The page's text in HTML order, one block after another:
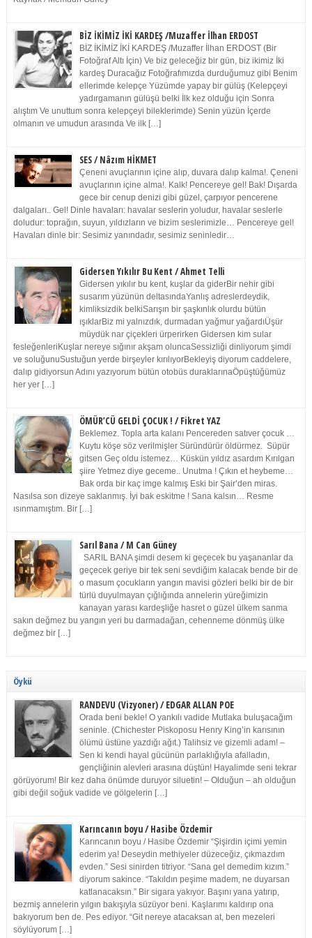
BİZ İKİMİZ İKİ KARDEŞ /Muzaffer İlhan ERDOST
BİZ İKİMİZ İKİ KARDEŞ /Muzaffer İlhan ERDOST (Bir
Fotoğraf Altı İçin) Ve biz geleceğiz bir gün, biz ikimiz İki
kardeş Duracağız Fotoğrafımızda durduğumuz gibi Benim
ellerimde kelepçe Yüzümde yapay bir gülüş (Kelepçeyi
yadırgamanın gülüşü belki İlk kez olduğu için Sonra
alıştım Ve unuttum sonra kelepçeyi bileklerimde) Senin yüzün İçerde
olmanın ve umudun arasında Ve ilk […]
SES / Nâzım HİKMET
Çeneni avuçlarının içine alıp, duvara dalıp kalma!. Çeneni
avuçlarının içine alma!. Kalk! Pencereye gel! Bak! Dışarda
gece bir cenup denizi gibi güzel, çarpıyor pencerene
dalgaları.. Gel! Dinle havaları: havalar seslerin yoludur, havalar seslerle
doludur: toprağın, suyun, yıldızların ve bizim seslerimizle… Pencereye gel!
Havaları dinle bir: Sesimiz yanındadır, sesimiz seninledir…
Gidersen Yıkılır Bu Kent / Ahmet Telli
Gidersen yıkılır bu kent, kuşlar da giderBir nehir gibi
susarım yüzünün deltasındaYanlış adreslerdeydik,
kimliksizdik belkiSarışın bir şaşkınlık olurdu bütün
ışıklarBiz mi yalnızdık, durmadan yağmur yağardıÜşür
müydük nar çiçekleri ürperirken Gidersen kim sular
fesleğenleriKuşlar nereye sığınır akşam oluncaSessizliği dinliyorum şimdi
ve soluğunuSustuğun yerde birşeyler kırılıyorBekleyiş diyorum caddelere,
dalıp gidiyorsun Adını yazıyorum bütün otobüs duraklarınaÖpüştüğümüz
her yer […]
ÖMÜR’CÜ GELDİ ÇOCUK ! / Fikret YAZ
Beklemez. Topla arta kalanı Pencereden satıver çocuk …
Kuytu köşe söz verilmişler Süründürür öldürmez. Süpür
gitsen Geç oldu istemez… Küskün yıldız asardım Kırılgan
şiire Yetmez diye geceme.. Unutma ! Çıkın et heybeme…
Bak orda bir kaç imge kalmış Eski bir Şair’den miras.
Nasılsa son dizeye saklanmış. İyi bak eskitme ! Sana kalsın… Resme
ısınmamıştım. Bir […]
Sarıl Bana / M Can Güney
SARIL BANA şimdi desem ki geçecek bu yaşananlar da
geçecek geriye bir tek seni sevdiğim kalacak bende bir de
o masum çocukların yangın mavisi gözleri belki bir de bir
türlü duyulmayan çığlığında annelerin yüreğimizin
kanayan yarası kardeşliğe hasret o güzel ülkem sanma
sakın değmez bu yangın yeri bu darmadağan, cehenneme dönmüş ülke
değmez bir […]
Öykü
RANDEVU (Vizyoner) / EDGAR ALLAN POE
Orada beni bekle! O yankılı vadide Mutlaka buluşacağım
seninle. (Chichester Piskoposu Henry King’in karısının
ölümü üstüne yazdığı ağıt.) Talihsiz ve gizemli adam! –
Sen ki kendi hayal gücünün parlaklığıyla afalladın,
gençliğinin alevleri arasına düştün! Hayalimde seni tekrar
görüyorum! Bir kez daha önümde duruyor siluetin! – Olduğun – ah olduğun
gibi değil soğuk vadide ve gölgelerin […]
Karıncanın boyu / Hasibe Özdemir
Karıncanın boyu / Hasibe Özdemir “Şişirdin içimi yemin
ederim ya! Deseydin methiyeler düzeceğiz, çıkmazdım
evden.” Sesi sinirden titriyor. “Sana gel demedim kızım.”
diyorum sakince. “Takıldın peşime madem, ne duyarsan
katlanacaksın.” Bir sigara yakıyor. Başını yana yatırıp,
bezmiş annelerin yılgın bakışıyla süzüyor beni. Kaşlarımı kaldırıp ona
bakıyorum ben de. Pes ediyor. “Git nereye atacaksan at, ben mezeleri
söylüyorum […]